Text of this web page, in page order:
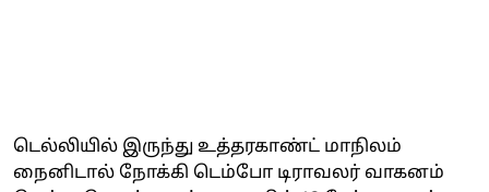
டெல்லியில் இருந்து உத்தரகாண்ட் மாநிலம்
நைனிடால் நோக்கி டெம்போ டிராவலர் வாகனம்